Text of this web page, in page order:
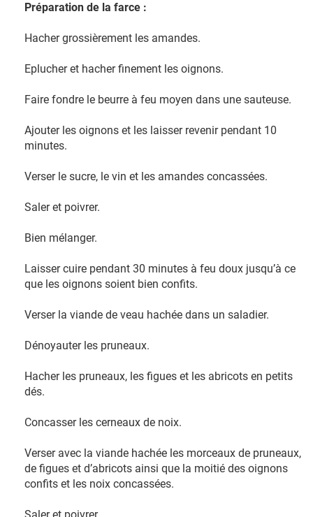
Préparation de la farce :
Hacher grossièrement les amandes.
Eplucher et hacher finement les oignons.
Faire fondre le beurre à feu moyen dans une sauteuse.
Ajouter les oignons et les laisser revenir pendant 10
minutes.
Verser le sucre, le vin et les amandes concassées.
Saler et poivrer.
Bien mélanger.
Laisser cuire pendant 30 minutes à feu doux jusqu’à ce
que les oignons soient bien confits.
Verser la viande de veau hachée dans un saladier.
Dénoyauter les pruneaux.
Hacher les pruneaux, les figues et les abricots en petits
dés.
Concasser les cerneaux de noix.
Verser avec la viande hachée les morceaux de pruneaux,
de figues et d’abricots ainsi que la moitié des oignons
confits et les noix concassées.